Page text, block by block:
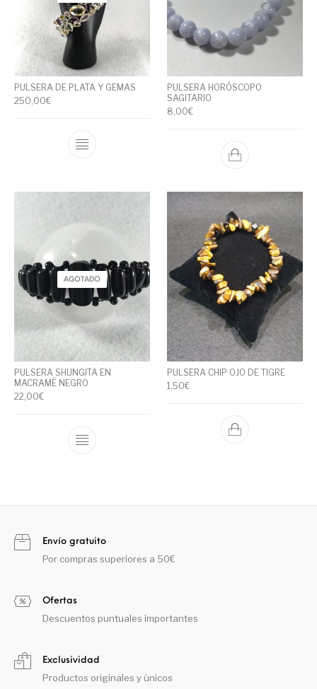
PULSERA DE PLATA Y GEMAS
250,00€
PULSERA HORÓSCOPO
SAGITARIO
8,00€
AGOTADO
PULSERA SHUNGITA EN
MACRAMÉ NEGRO
22,00€
PULSERA CHIP OJO DE TIGRE
1,50€
Envío gratuito
Por compras superiores a 50€
Ofertas
Descuentos puntuales importantes
Exclusividad
Productos originales y únicos